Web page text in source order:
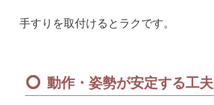
手すりを取付けるとラクです。
動作・姿勢が安定する工夫